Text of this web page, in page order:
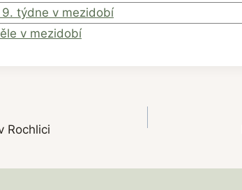
týdne v mezidobí
v mezidobí
Rochlici